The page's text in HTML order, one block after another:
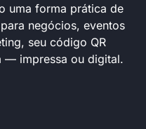
uma forma prática de
negócios, eventos
seu código QR
— impressa ou digital.